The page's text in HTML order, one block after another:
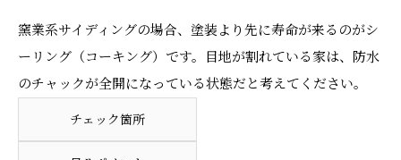
窯業系サイディングの場合、塗装より先に寿命が来るのがシ
ーリング（コーキング）です。目地が割れている家は、防水
のチャックが全開になっている状態だと考えてください。
チェック箇所